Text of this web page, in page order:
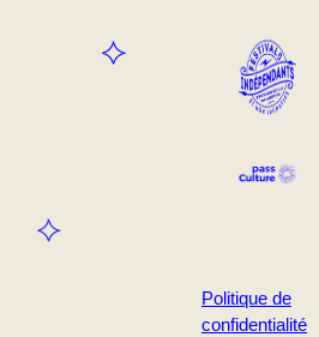
Politique de
confidentialité